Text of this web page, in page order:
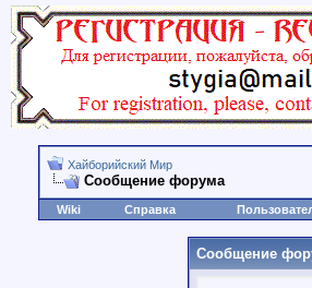
Хайборийский Мир
Сообщение форума
Wiki Справка
Сообщение